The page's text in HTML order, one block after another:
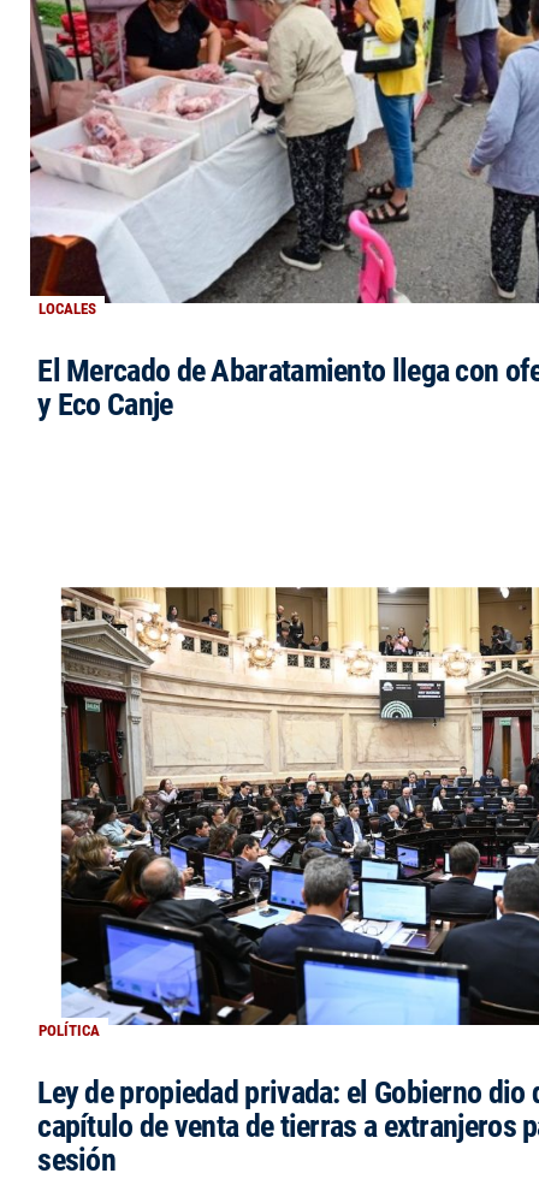
LOCALES
El Mercado de Abaratamiento llega con
y Eco Canje
POLÍTICA
Ley de propiedad privada: el Gobierno dio
capítulo de venta de tierras a extranjeros
sesión